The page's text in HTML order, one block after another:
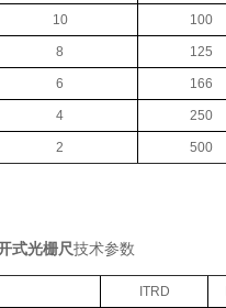
10 100
8 125
6 166
4 250
2 500
式光栅尺技术参数
ITRD